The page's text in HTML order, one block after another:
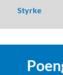
Styrke